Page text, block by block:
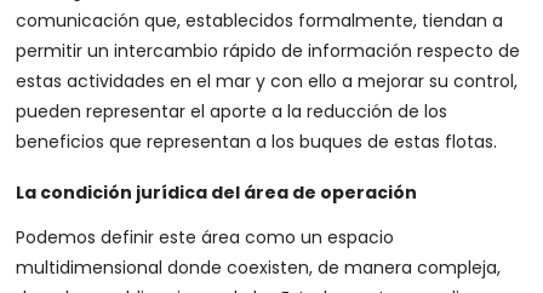
comunicación que, establecidos formalmente, tiendan a
permitir un intercambio rápido de información respecto de
estas actividades en el mar y con ello a mejorar su control,
pueden representar el aporte a la reducción de los
beneficios que representan a los buques de estas flotas.
La condición jurídica del área de operación
Podemos definir este área como un espacio
multidimensional donde coexisten, de manera compleja,